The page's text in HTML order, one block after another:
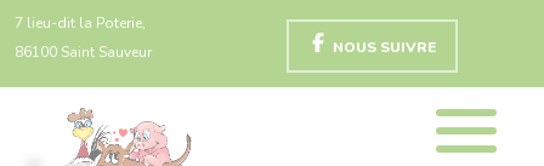
7 lieu-dit la Poterie,
86100 Saint Sauveur
NOUS SUIVRE